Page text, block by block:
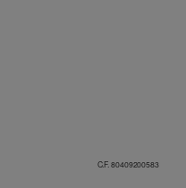
C.F. 80409200583